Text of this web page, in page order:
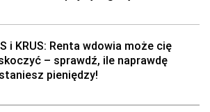
i KRUS: Renta wdowia może cię
– sprawdź, ile naprawdę
pieniędzy!